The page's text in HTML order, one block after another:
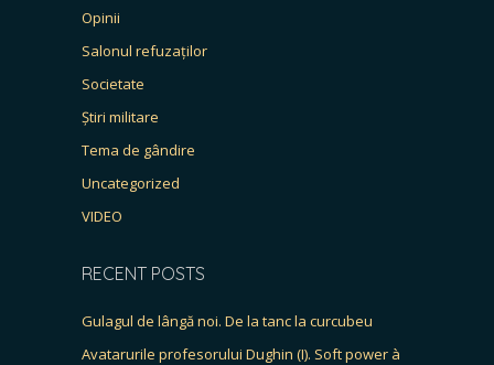
Opinii
Salonul refuzaților
Societate
Știri militare
Tema de gândire
Uncategorized
VIDEO
RECENT POSTS
Gulagul de lângă noi. De la tanc la curcubeu
Avatarurile profesorului Dughin (I). Soft power à